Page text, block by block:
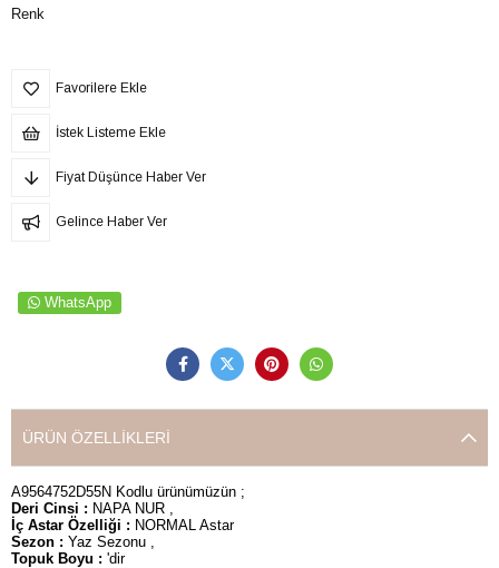
Renk
Favorilere Ekle
İstek Listeme Ekle
Fiyat Düşünce Haber Ver
Gelince Haber Ver
WhatsApp
ÜRÜN ÖZELLIKLERI
A9564752D55N Kodlu ürünümüzün ;
Deri Cinsi : NAPA NUR ,
İç Astar Özelliği : NORMAL Astar
Sezon : Yaz Sezonu ,
Topuk Boyu : 'dir